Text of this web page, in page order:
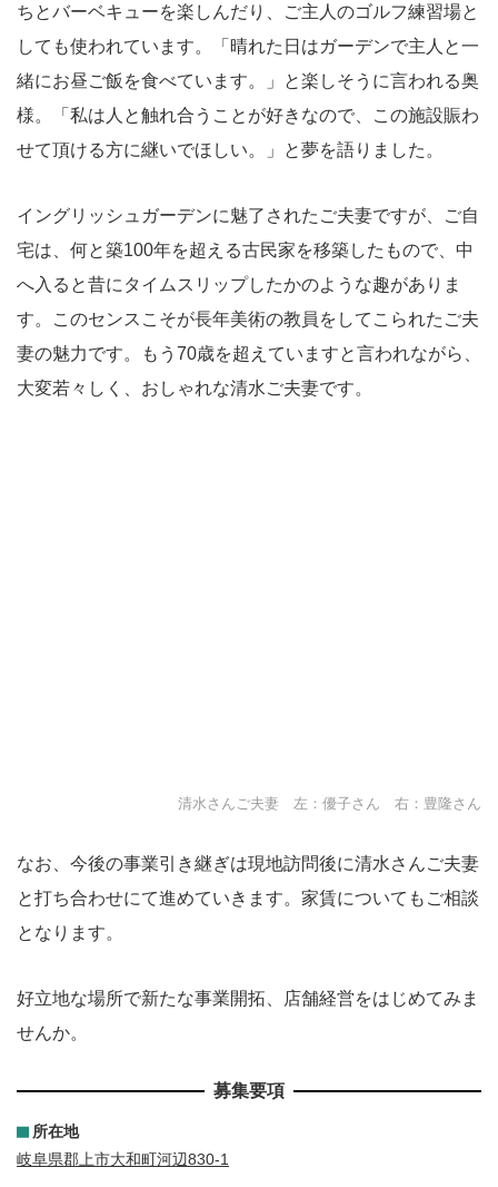
ちとバーベキューを楽しんだり、ご主人のゴルフ練習場と
しても使われています。「晴れた日はガーデンで主人と一
緒にお昼ご飯を食べています。」と楽しそうに言われる奥
様。「私は人と触れ合うことが好きなので、この施設賑わ
せて頂ける方に継いでほしい。」と夢を語りました。
イングリッシュガーデンに魅了されたご夫妻ですが、ご自
宅は、何と築100年を超える古民家を移築したもので、中
へ入ると昔にタイムスリップしたかのような趣がありま
す。このセンスこそが長年美術の教員をしてこられたご夫
妻の魅力です。もう70歳を超えていますと言われながら、
大変若々しく、おしゃれな清水ご夫妻です。
清水さんご夫妻 左：優子さん 右：豊隆さん
なお、今後の事業引き継ぎは現地訪問後に清水さんご夫妻
と打ち合わせにて進めていきます。家賃についてもご相談
となります。
好立地な場所で新たな事業開拓、店舗経営をはじめてみま
せんか。
募集要項
所在地
岐阜県郡上市大和町河辺830-1